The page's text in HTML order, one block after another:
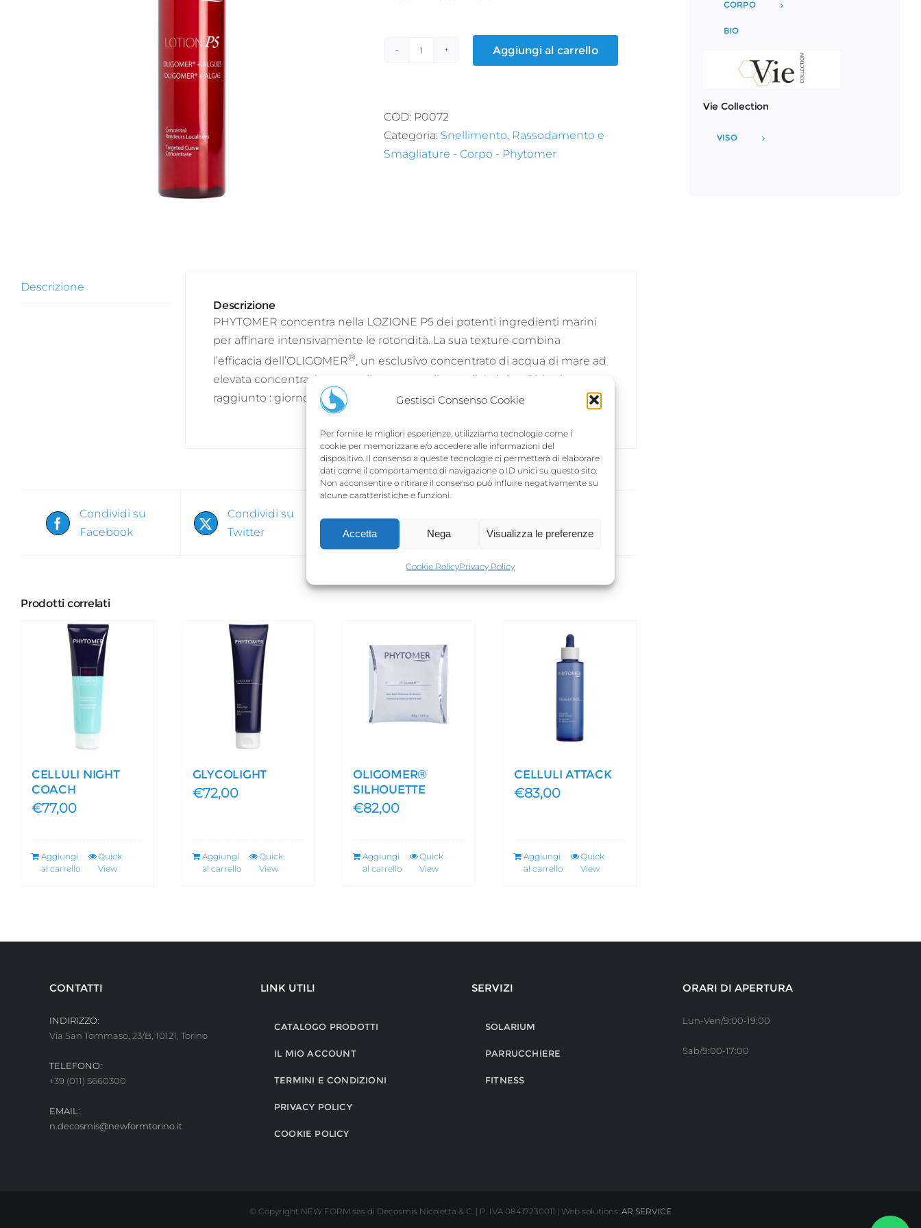
Gestisci Consenso Cookie
Per fornire le migliori esperienze, utilizziamo tecnologie come i
cookie per memorizzare e/o accedere alle informazioni del
dispositivo. Il consenso a queste tecnologie ci permetterà di elaborare
dati come il comportamento di navigazione o ID unici su questo sito.
Non acconsentire o ritirare il consenso può influire negativamente su
alcune caratteristiche e funzioni.
Accetta Nega Visualizza le preferenze
Cookie PolicyPrivacy Policy
Aggiungi al carrello
COD: P0072
Categoria: Snellimento, Rassodamento e
Smagliature - Corpo - Phytomer
Descrizione
Descrizione
PHYTOMER concentra nella LOZIONE P5 dei potenti ingredienti marini
per affinare intensivamente le rotondità. La sua texture combina
l’efficacia dell’OLIGOMER®, un esclusivo concentrato di acqua di mare ad
elevata concentrazione, con il potere snellente di 4 alghe. Obiettivo
raggiunto : giorno dopo giorno, i fianchi e le cosce si affinano.
Condividi su
Facebook
Condividi su
Twitter
Pinterest
Product
Prodotti correlati
CELLULI NIGHT
COACH
€77,00
Aggiungi
al carrello
Quick
View
GLYCOLIGHT
€72,00
Aggiungi
al carrello
Quick
View
OLIGOMER®
SILHOUETTE
€82,00
Aggiungi
al carrello
Quick
View
CELLULI ATTACK
€83,00
Aggiungi
al carrello
Quick
View
CORPO
BIO
Vie Collection
VISO
CONTATTI
INDIRIZZO:
Via San Tommaso, 23/B, 10121, Torino
TELEFONO:
+39 (011) 5660300
EMAIL:
n.decosmis@newformtorino.it
LINK UTILI
CATALOGO PRODOTTI
IL MIO ACCOUNT
TERMINI E CONDIZIONI
PRIVACY POLICY
COOKIE POLICY
SERVIZI
SOLARIUM
PARRUCCHIERE
FITNESS
ORARI DI APERTURA
Lun-Ven/9:00-19:00
Sab/9:00-17:00
© Copyright NEW FORM sas di Decosmis Nicoletta & C. | P. IVA 08417230011 | Web solutions: AR SERVICE